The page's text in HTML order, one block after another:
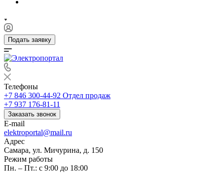
Подать заявку
Телефоны
+7 846 300-44-92 Отдел продаж
+7 937 176-81-11
Заказать звонок
E-mail
elektroportal@mail.ru
Адрес
Самара, ул. Мичурина, д. 150
Режим работы
Пн. – Пт.: с 9:00 до 18:00